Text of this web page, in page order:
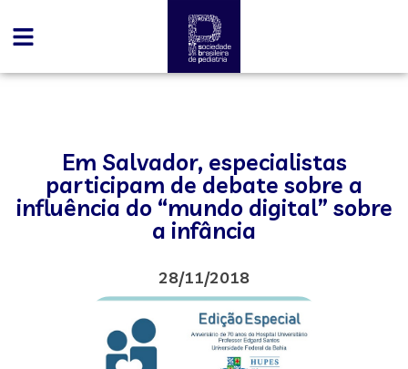
Em Salvador, especialistas
participam de debate sobre a
influência do “mundo digital” sobre
a infância
28/11/2018